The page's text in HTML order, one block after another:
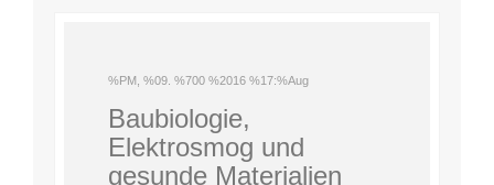
%PM, %09. %700 %2016 %17:%Aug
Baubiologie,
Elektrosmog und
gesunde Materialien